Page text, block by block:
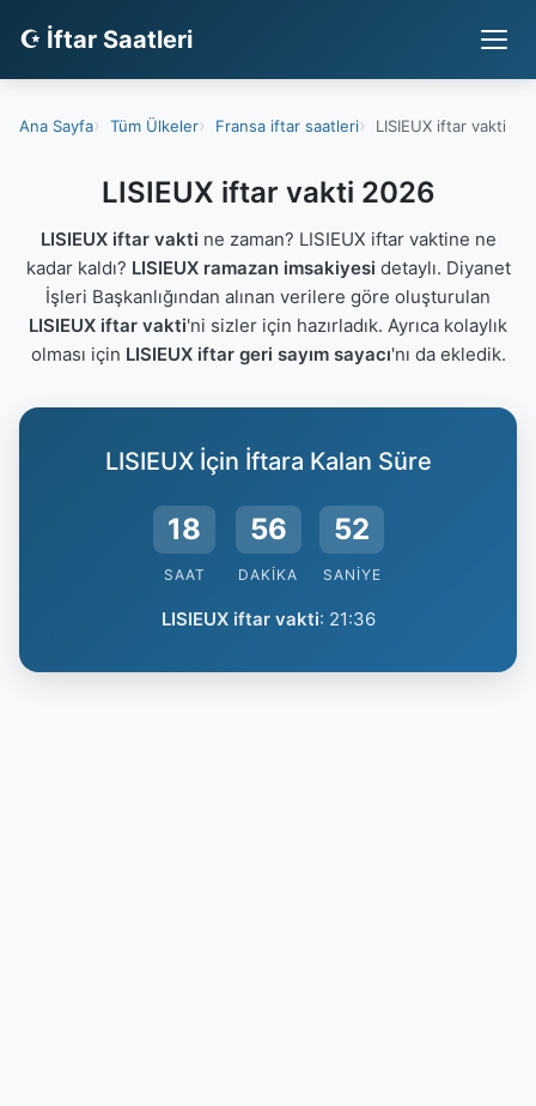
☪ İftar Saatleri
Ana Sayfa Tüm Ülkeler Fransa iftar saatleri LISIEUX iftar vakti
LISIEUX iftar vakti 2026
LISIEUX iftar vakti ne zaman? LISIEUX iftar vaktine ne
kadar kaldı? LISIEUX ramazan imsakiyesi detaylı. Diyanet
İşleri Başkanlığından alınan verilere göre oluşturulan
LISIEUX iftar vakti'ni sizler için hazırladık. Ayrıca kolaylık
olması için LISIEUX iftar geri sayım sayacı'nı da ekledik.
LISIEUX İçin İftara Kalan Süre
18
SAAT
56
DAKIKA
51
SANIYE
LISIEUX iftar vakti: 21:36